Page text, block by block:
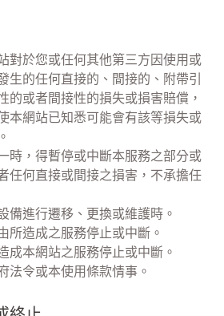
對於您或任何其他第三方因使用或
生的任何直接的、間接的、附帶引
的或者間接性的損失或損害賠償，
本網站已知悉可能會有該等損失或
時，得暫停或中斷本服務之部分或
任何直接或間接之損害，不承擔任
備進行遷移、更換或維護時。
所造成之服務停止或中斷。
成本網站之服務停止或中斷。
法令或本使用條款情事。